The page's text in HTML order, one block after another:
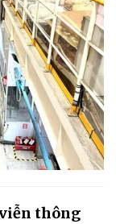
thông